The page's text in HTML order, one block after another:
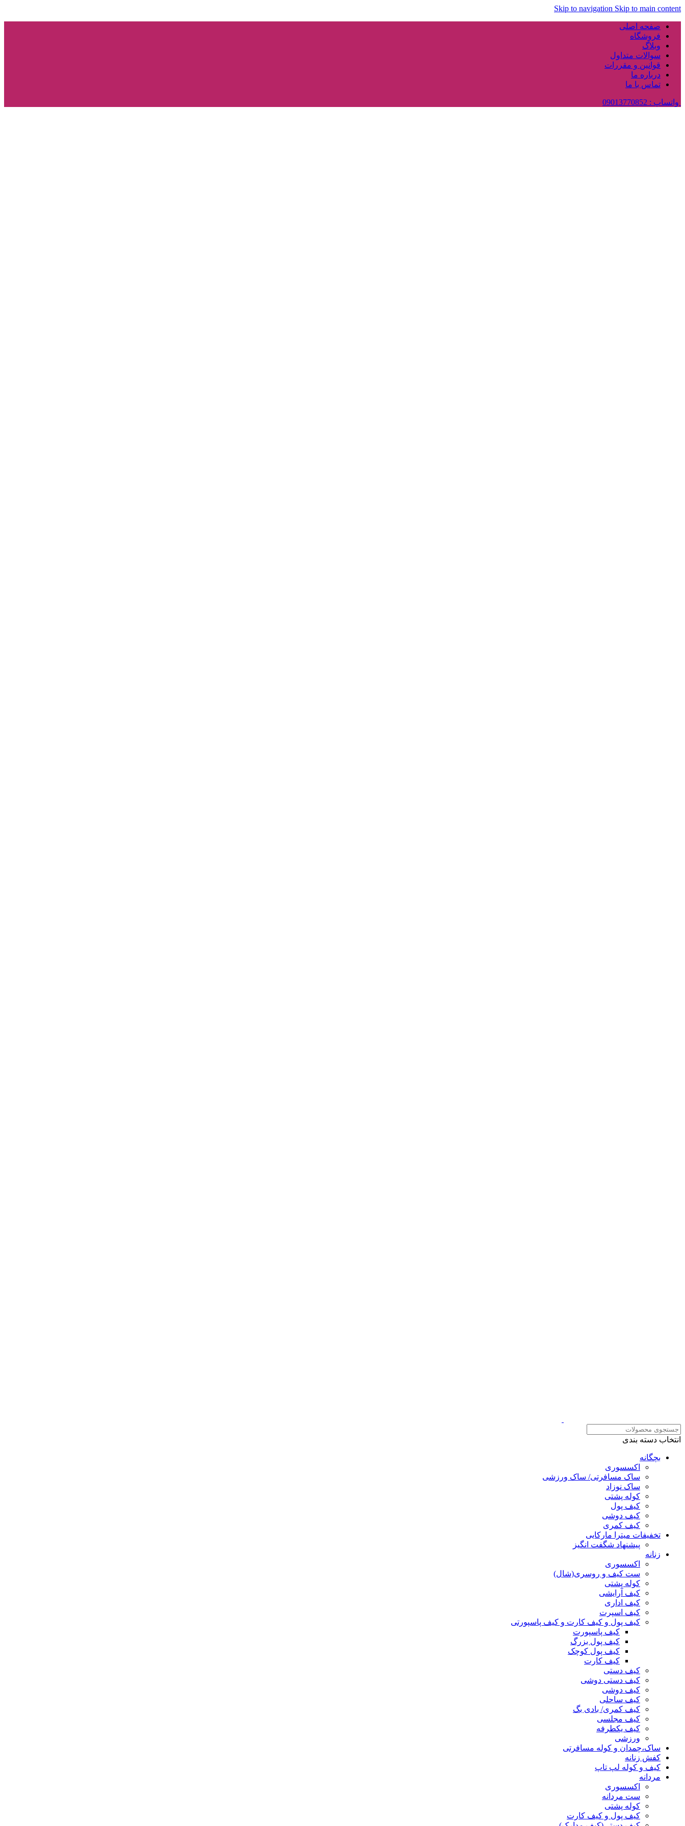
Skip to navigation Skip to main content
صفحه اصلی
فروشگاه
وبلاگ
سوالات متداول
قوانین و مقررات
درباره ما
تماس با ما
واتساپ : 09013770852
انتخاب دسته بندی
بچگانه
اکسسوری
ساک مسافرتی/ ساک ورزشی
ساک نوزاد
کوله پشتی
کیف پول
کیف دوشی
کیف کمری
تخفیفات میترا مارکایی
پیشنهاد شگفت انگیز
زنانه
اکسسوری
ست کیف و روسری(شال)
کوله پشتی
کیف آرایشی
کیف اداری
کیف اسپرت
کیف پول و کیف کارت و کیف پاسپورتی
کیف پاسپورت
کیف پول بزرگ
کیف پول کوچک
کیف کارت
کیف دستی
کیف دستی دوشی
کیف دوشی
کیف ساحلی
کیف کمری/ بادی بگ
کیف مجلسی
کیف یکطرفه
ورزشی
ساک،چمدان و کوله مسافرتی
کفش زنانه
کیف و کوله لپ تاپ
مردانه
اکسسوری
ست مردانه
کوله پشتی
کیف پول و کیف کارت